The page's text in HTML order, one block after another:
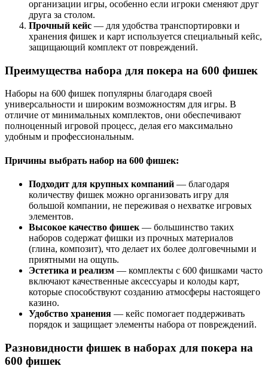
организации игры, особенно если игроки сменяют друг
друга за столом.
Прочный кейс — для удобства транспортировки и
хранения фишек и карт используется специальный кейс,
защищающий комплект от повреждений.
Преимущества набора для покера на 600 фишек
Наборы на 600 фишек популярны благодаря своей
универсальности и широким возможностям для игры. В
отличие от минимальных комплектов, они обеспечивают
полноценный игровой процесс, делая его максимально
удобным и профессиональным.
Причины выбрать набор на 600 фишек:
Подходит для крупных компаний — благодаря
количеству фишек можно организовать игру для
большой компании, не переживая о нехватке игровых
элементов.
Высокое качество фишек — большинство таких
наборов содержат фишки из прочных материалов
(глина, композит), что делает их более долговечными и
приятными на ощупь.
Эстетика и реализм — комплекты с 600 фишками часто
включают качественные аксессуары и колоды карт,
которые способствуют созданию атмосферы настоящего
казино.
Удобство хранения — кейс помогает поддерживать
порядок и защищает элементы набора от повреждений.
Разновидности фишек в наборах для покера на
600 фишек